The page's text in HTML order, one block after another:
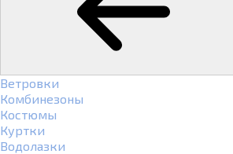
Ветровки
Комбинезоны
Костюмы
Куртки
Водолазки